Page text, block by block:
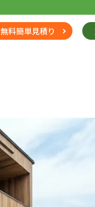
無料簡単見積り